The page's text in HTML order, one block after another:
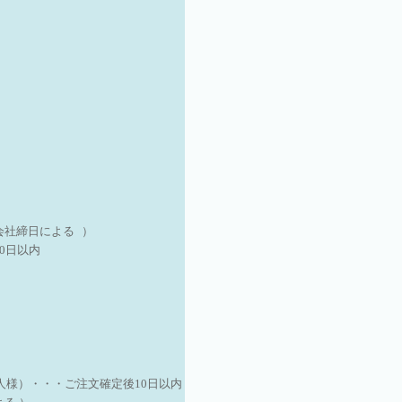
締日による ）
日以内
）
・・・ご注文確定後10日以内